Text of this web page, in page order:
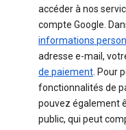
accéder à nos
compte Google.
informations
adresse e-mail,
de paiement. Pour
fonctionnalités de
pouvez également
public, qui peut